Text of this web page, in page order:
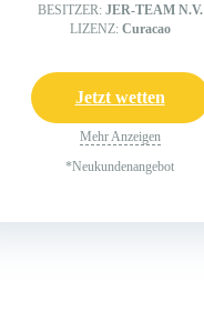
BESITZER: JER-TEAM N.V.
LIZENZ: Curacao
Jetzt wetten
Mehr Anzeigen
*Neukundenangebot